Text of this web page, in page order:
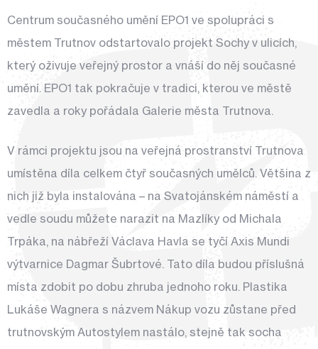
Centrum současného umění EPO1 ve spolupráci s
městem Trutnov odstartovalo projekt Sochy v ulicích,
který oživuje veřejný prostor a vnáší do něj současné
umění. EPO1 tak pokračuje v tradici, kterou ve městě
zavedla a roky pořádala Galerie města Trutnova.
V rámci projektu jsou na veřejná prostranství Trutnova
umístěna díla celkem čtyř současných umělců. Většina z
nich již byla instalována – na Svatojánském náměstí a
vedle soudu můžete narazit na Mazlíky od Michala
Trpáka, na nábřeží Václava Havla se tyčí Axis Mundi
výtvarnice Dagmar Šubrtové. Tato díla budou příslušná
místa zdobit po dobu zhruba jednoho roku. Plastika
Lukáše Wagnera s názvem Nákup vozu zůstane před
trutnovským Autostylem nastálo, stejně tak socha